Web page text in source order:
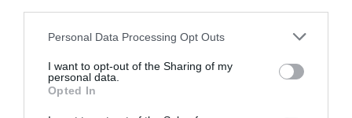
Personal Data Processing Opt Outs
I want to opt-out of the Sharing of my
personal data.
Opted In
Γιάννη Γιαπλέ .
Το βραδινό μάθημα θα περιέχει αναπνευστικές
ασκήσεις (pranayama), ήπια με μέτρια άσκηση